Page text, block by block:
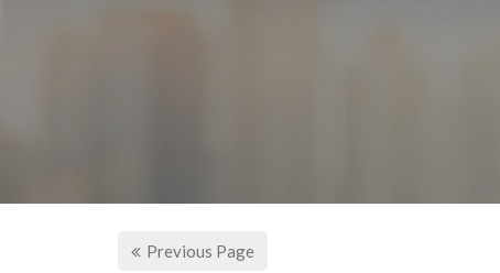
Previous Page